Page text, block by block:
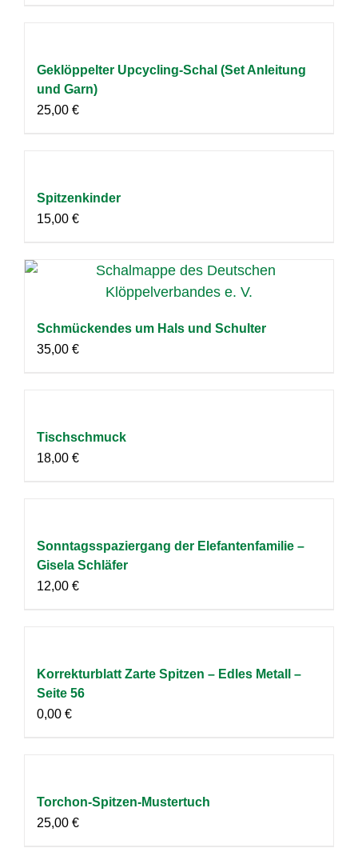
Geklöppelter Upcycling-Schal (Set Anleitung
und Garn)
25,00 €
Spitzenkinder
15,00 €
Schmückendes um Hals und Schulter
35,00 €
Tischschmuck
18,00 €
Sonntagsspaziergang der Elefantenfamilie –
Gisela Schläfer
12,00 €
Korrekturblatt Zarte Spitzen – Edles Metall –
Seite 56
0,00 €
Torchon-Spitzen-Mustertuch
25,00 €